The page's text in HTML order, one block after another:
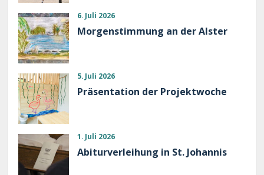
6. Juli 2026
Morgenstimmung an der Alster
5. Juli 2026
Präsentation der Projektwoche
1. Juli 2026
Abiturverleihung in St. Johannis